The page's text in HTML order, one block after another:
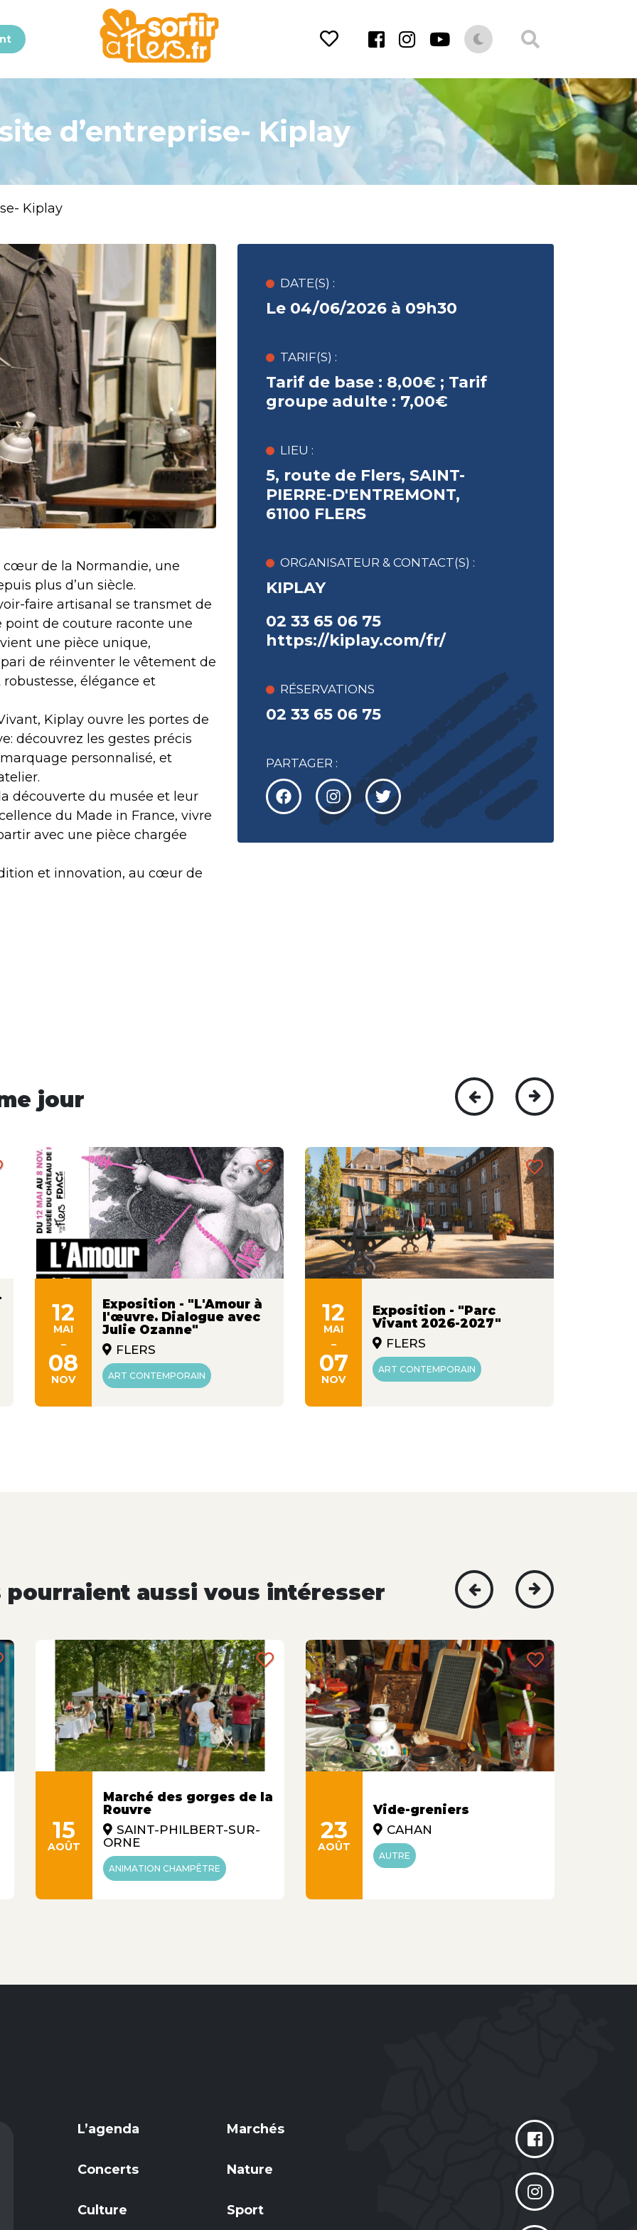
d’entreprise- Kiplay
Kiplay
cœur de la Normandie, une
plus d’un siècle.
faire artisanal se transmet de
de couture raconte une
une pièce unique,
de réinventer le vêtement de
élégance et
Kiplay ouvre les portes de
découvrez les gestes précis
personnalisé, et
découverte du musée et leur
du Made in France, vivre
avec une pièce chargée
et innovation, au cœur de
DATE(S) :
Le 04/06/2026 à 09h30
TARIF(S) :
Tarif de base : 8,00€ ; Tarif
groupe adulte : 7,00€
LIEU :
5, route de Flers, SAINT-
PIERRE-D'ENTREMONT,
61100 FLERS
ORGANISATEUR & CONTACT(S) :
KIPLAY
02 33 65 06 75
https://kiplay.com/fr/
RÉSERVATIONS
02 33 65 06 75
PARTAGER :
jour
12
MAI
-
08
NOV
Exposition - "L'Amour à
l'œuvre. Dialogue avec
Julie Ozanne"
FLERS
ART CONTEMPORAIN
12
MAI
-
07
NOV
Exposition - "Parc
Vivant 2026-2027"
FLERS
ART CONTEMPORAIN
pourraient aussi vous intéresser
15
AOÛT
Marché des gorges de la
Rouvre
SAINT-PHILBERT-SUR-
ORNE
ANIMATION CHAMPÊTRE
23
AOÛT
Vide-greniers
CAHAN
AUTRE
L’agenda
Concerts
Culture
Marchés
Nature
Sport